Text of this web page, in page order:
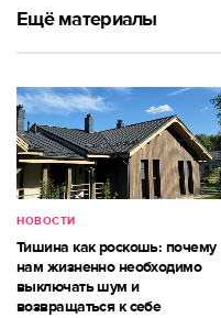
Ещё материалы
НОВОСТИ
Тишина как роскошь: почему
нам жизненно необходимо
выключать шум и
возвращаться к себе